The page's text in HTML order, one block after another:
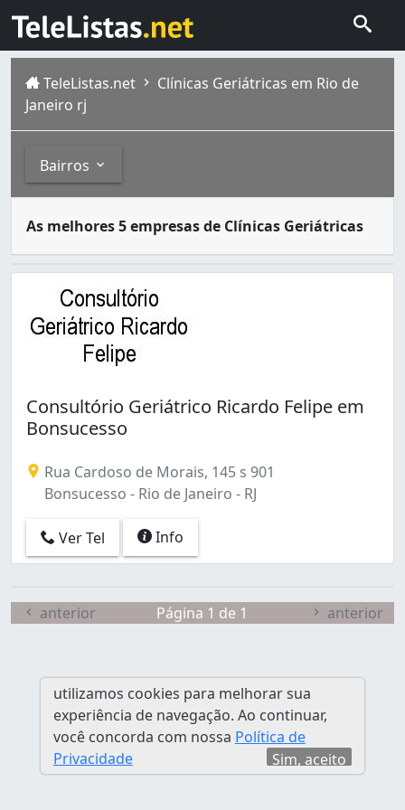
TeleListas.net
Clínicas Geriátricas em Rio de
Janeiro rj
Bairros
Barra da Tijuca (3)
Bento Ribeiro (1)
Bonsucesso (1)
Botafogo (3)
Cachambi (2)
Catete (3)
Copacabana (3)
Engenho Novo (1)
Freguesia (Jacarepaguá) (2)
Gávea (1)
Jacarepaguá (1)
Méier (1)
Penha (1)
Pitangueiras (1)
Praça Seca (3)
Quintino Bocaiúva (1)
Recreio dos Bandeirantes (1)
As melhores 5 empresas de Clínicas Geriátricas
A cidade do Rio de Janeiro capital do estado
Bonsucessoé um bairro da Zona Norte do Rio de
Os bairros vizinhos a Bonsucesso são Inhaúma, Olaria,
Consultório Geriátrico Ricardo Felipe em
Bonsucesso
Rua Cardoso de Morais, 145 s 901
Bonsucesso - Rio de Janeiro - RJ
Ver Tel Info
anterior Página 1 de 1 anterior
utilizamos cookies para melhorar sua
experiência de navegação. Ao continuar,
você concorda com nossa Política de
Privacidade
Sim, aceito